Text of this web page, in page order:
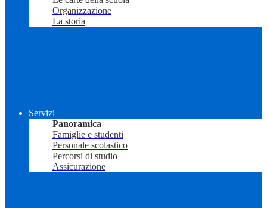
Organizzazione
La storia
Servizi
Panoramica
Famiglie e studenti
Personale scolastico
Percorsi di studio
Assicurazione